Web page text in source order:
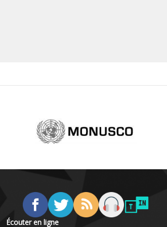
Écouter en ligne